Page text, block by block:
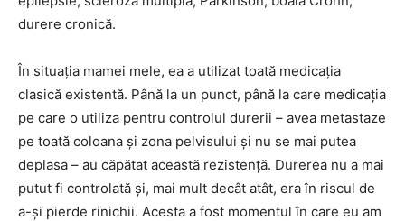
durere cronică.
În situaţia mamei mele, ea a utilizat toată medicaţia
clasică existentă. Până la un punct, până la care medicaţia
pe care o utiliza pentru controlul durerii – avea metastaze
pe toată coloana şi zona pelvisului şi nu se mai putea
deplasa – au căpătat această rezistenţă. Durerea nu a mai
putut fi controlată şi, mai mult decât atât, era în riscul de
a-şi pierde rinichii. Acesta a fost momentul în care eu am